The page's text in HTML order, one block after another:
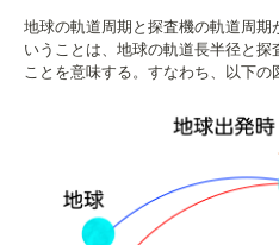
地球の軌道周期と探査機の軌道周期
いうことは、地球の軌道長半径と
ことを意味する。すなわち、以下の